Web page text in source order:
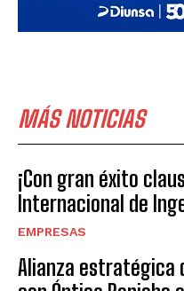
MÁS NOTICIAS
¡Con gran éxito
Internacional de
EMPRESAS
Alianza estratégica